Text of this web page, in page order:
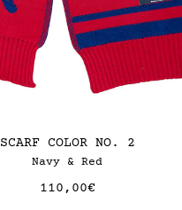
SCARF COLOR NO. 2
Navy & Red
110,00€